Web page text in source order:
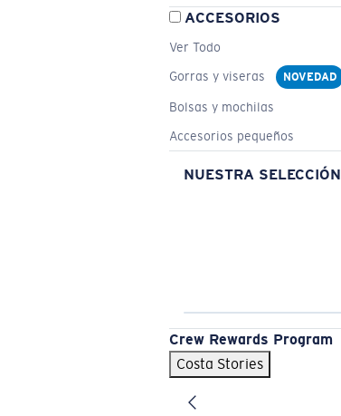
ACCESORIOS
Ver Todo
Gorras y viseras
NOVEDAD
Bolsas y mochilas
Accesorios pequeños
NUESTRA SELECCIÓN
Crew Rewards Program
Costa Stories